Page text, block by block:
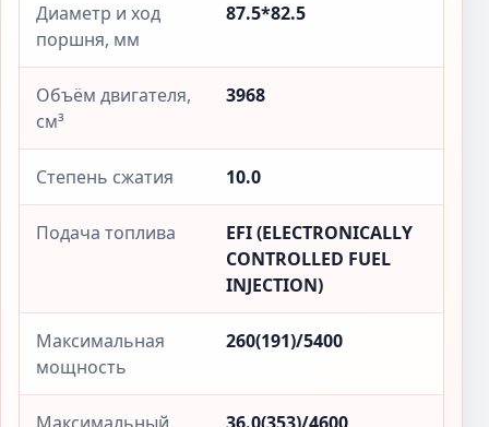
Диаметр и ход
поршня, мм
87.5*82.5
Объём двигателя,
см³
3968
Степень сжатия 10.0
Подача топлива
EFI (ELECTRONICALLY
CONTROLLED FUEL
INJECTION)
Максимальная
мощность
260(191)/5400